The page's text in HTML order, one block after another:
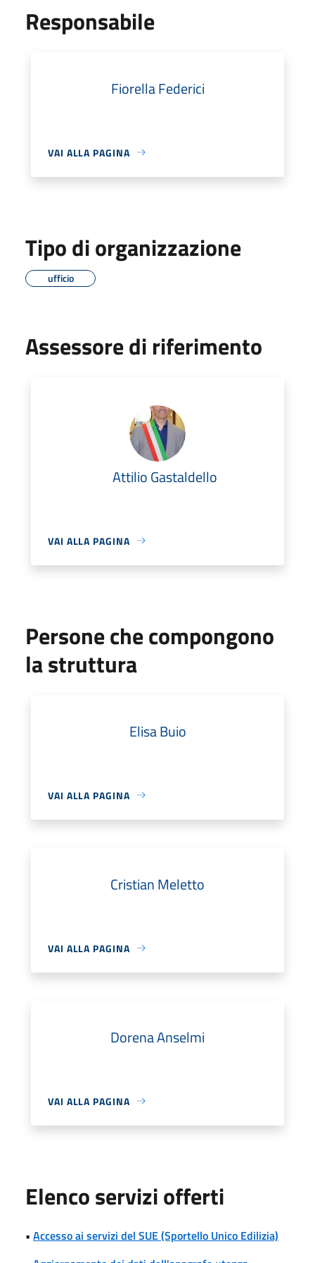
Responsabile
Fiorella Federici
VAI ALLA PAGINA
Tipo di organizzazione
ufficio
Assessore di riferimento
Attilio Gastaldello
VAI ALLA PAGINA
Persone che compongono
la struttura
Elisa Buio
VAI ALLA PAGINA
Cristian Meletto
VAI ALLA PAGINA
Dorena Anselmi
VAI ALLA PAGINA
Elenco servizi offerti
• Accesso ai servizi del SUE (Sportello Unico Edilizia)